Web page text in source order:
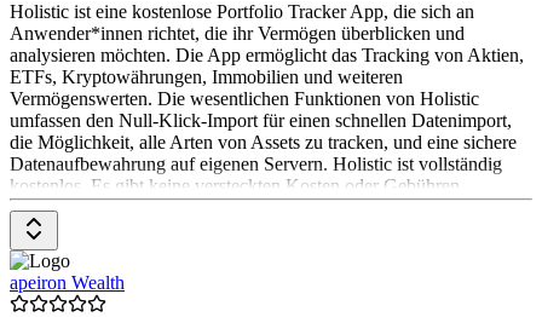
Holistic ist eine kostenlose Portfolio Tracker App, die sich an
Anwender*innen richtet, die ihr Vermögen überblicken und
analysieren möchten. Die App ermöglicht das Tracking von Aktien,
ETFs, Kryptowährungen, Immobilien und weiteren
Vermögenswerten. Die wesentlichen Funktionen von Holistic
umfassen den Null-Klick-Import für einen schnellen Datenimport,
die Möglichkeit, alle Arten von Assets zu tracken, und eine sichere
Datenaufbewahrung auf eigenen Servern. Holistic ist vollständig
kostenlos. Es gibt keine versteckten Kosten oder Gebühren.
apeiron Wealth